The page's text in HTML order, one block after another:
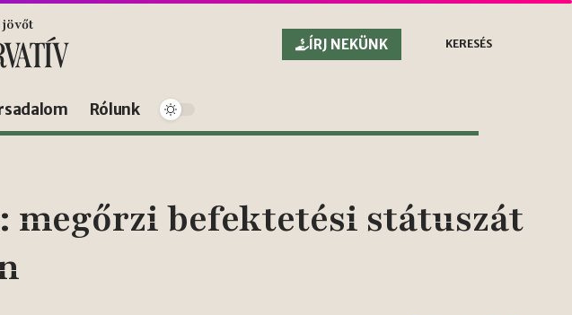
ÍRJ NEKÜNK
KERESÉS
Rólunk
megőrzi befektetési státuszát